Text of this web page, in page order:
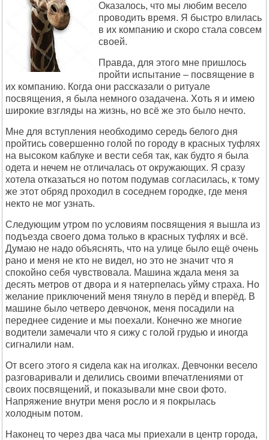
Оказалось, что мы любим весело
проводить время. Я быстро влилась
в их компанию и скоро стала совсем
своей.
Правда, для этого мне пришлось
пройти испытание – посвящение в
их компанию. Когда они рассказали о ритуале
посвящения, я была немного озадачена. Хоть я и имею
широкие взгляды на жизнь, но всё же это было нечто.
Мне для вступления необходимо середь белого дня
пройтись совершенно голой по городу в красных туфлях
на высоком каблуке и вести себя так, как будто я была
одета и нечем не отличалась от окружающих. Я сразу
хотела отказаться но потом подумав согласилась, к тому
же этот обряд проходил в соседнем городке, где меня
некто не мог узнать.
Следующим утром по условиям посвящения я вышла из
подъезда своего дома только в красных туфлях и всё.
Думаю не надо объяснять, что на улице было ещё очень
рано и меня не кто не видел, но это не значит что я
спокойно себя чувствовала. Машина ждала меня за
десять метров от двора и я натерпелась уйму страха. Но
желание приключений меня тянуло в перёд и вперёд. В
машине было четверо девчонок, меня посадили на
переднее сидение и мы поехали. Конечно же многие
водители замечали что я сижу с голой грудью и иногда
сигналили нам.
От всего этого я сидела как на иголках. Девчонки весело
разговаривали и делились своими впечатлениями от
своих посвящений, и показывали мне свои фото.
Напряжение внутри меня росло и я покрылась
холодным потом.
Наконец то через два часа мы приехали в центр города,